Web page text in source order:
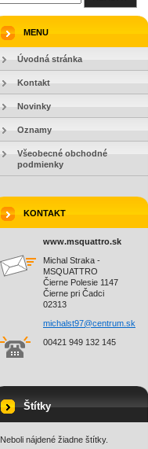
MENU
Úvodná stránka
Kontakt
Novinky
Oznamy
Všeobecné obchodné
podmienky
KONTAKT
www.msquattro.sk
Michal Straka -
MSQUATTRO
Čierne Polesie 1147
Čierne pri Čadci
02313
michalst97@centrum.sk
00421 949 132 145
Štítky
Neboli nájdené žiadne štítky.